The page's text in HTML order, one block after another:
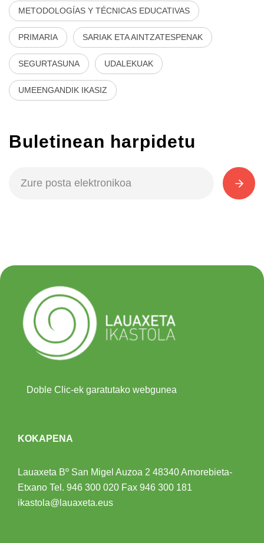
METODOLOGÍAS Y TÉCNICAS EDUCATIVAS
PRIMARIA SARIAK ETA AINTZATESPENAK
SEGURTASUNA UDALEKUAK
UMEENGANDIK IKASIZ
Buletinean harpidetu
Doble Clic-ek garatutako webgunea
KOKAPENA
Lauaxeta Bº San Migel Auzoa 2 48340 Amorebieta-
Etxano Tel. 946 300 020 Fax 946 300 181
ikastola@lauaxeta.eus